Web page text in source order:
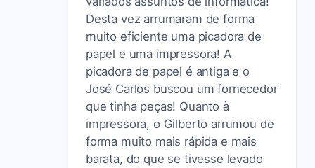
Desta vez arrumaram de forma
muito eficiente uma picadora de
papel e uma impressora! A
picadora de papel é antiga e o
José Carlos buscou um fornecedor
que tinha peças! Quanto à
impressora, o Gilberto arrumou de
forma muito mais rápida e mais
barata, do que se tivesse levado